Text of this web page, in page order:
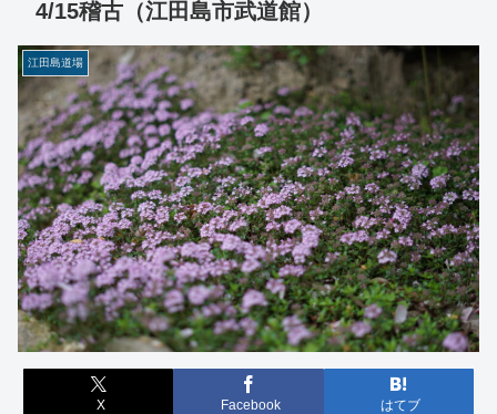
4/15稽古（江田島市武道館）
江田島道場
X Facebook はてブ